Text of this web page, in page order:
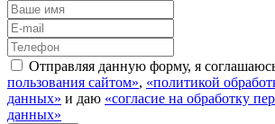
Отправляя данную форму, я
пользования сайтом», «политикой
данных» и даю «согласие на обработку
данных»